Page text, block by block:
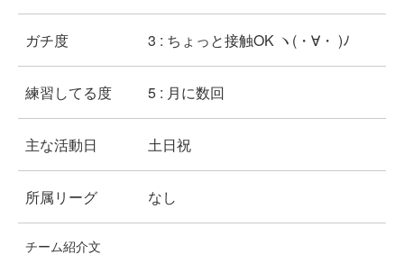
ガチ度 3 : ちょっと接触OK ヽ(・∀・ )ﾉ
練習してる度 5 : 月に数回
主な活動日 土日祝
所属リーグ なし
チーム紹介文